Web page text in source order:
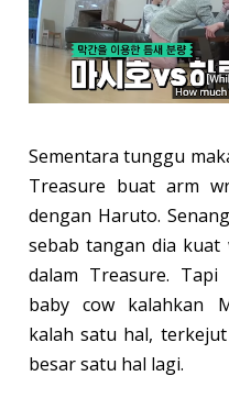
Sementara tunggu
Treasure buat arm
dengan Haruto.
sebab tangan dia kuat
dalam Treasure.
baby cow kalahkan
kalah satu hal,
besar satu hal lagi.